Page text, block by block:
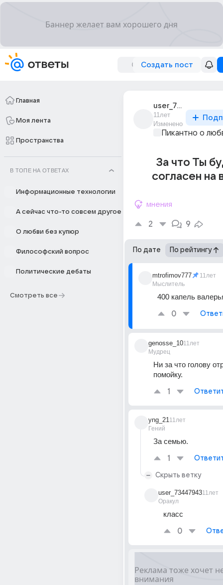
Создать пост
Главная
Моя лента
Пространства
В ТОПЕ НА ОТВЕТАХ
Информационные технологии
А сейчас что-то совсем другое
О любви без купюр
Философский вопрос
Политические дебаты
Смотреть все
user_73447943
11лет
Изменено
Пикантно о
За что Ты
согласен на
мнения
2 9
По дате По рейтингу
mtrofimov777
Мыслитель
11лет
400 капель
0
genosse_10
Мудрец
11лет
Ни за что голову
помойку.
1
yng_21
Гений
11лет
За семью.
1
Скрыть ветку
user_73447943
Оракул
11лет
класс
0